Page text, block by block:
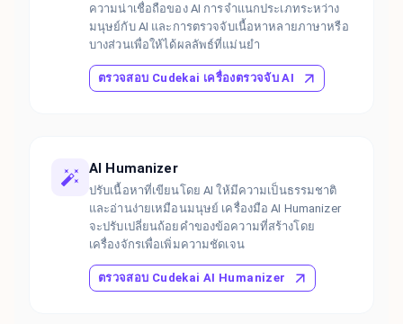
ความน่าเชื่อถือของ AI การจำแนกประเภทระหว่าง
มนุษย์กับ AI และการตรวจจับเนื้อหาหลายภาษาหรือ
บางส่วนเพื่อให้ได้ผลลัพธ์ที่แม่นยำ
ตรวจสอบ Cudekai เครื่องตรวจจับ AI
AI Humanizer
ปรับเนื้อหาที่เขียนโดย AI ให้มีความเป็นธรรมชาติ
และอ่านง่ายเหมือนมนุษย์ เครื่องมือ AI Humanizer
จะปรับเปลี่ยนถ้อยคำของข้อความที่สร้างโดย
เครื่องจักรเพื่อเพิ่มความชัดเจน
ตรวจสอบ Cudekai AI Humanizer